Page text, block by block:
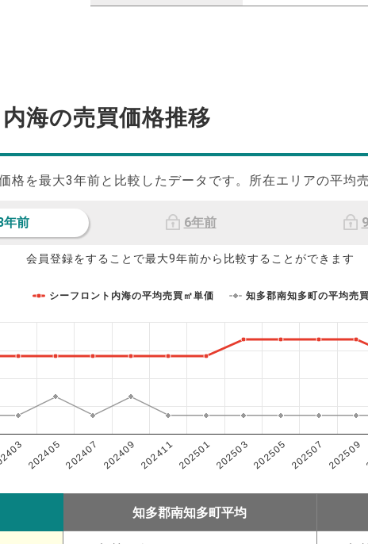
海の売買価格推移
格を最大3年前と比較したデータです。所在エリアの平均
年前 6年前
会員登録をすることで最大9年前から比較することができます
シーフロント内海の平均売買㎡単価 知多郡南知多町の平均売
202405202407 202409 202411202501202503202505 202507 202509
知多郡南知多町平均